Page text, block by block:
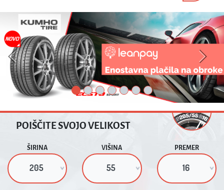
Previous
POIŠČITE SVOJO VELIKOST
ŠIRINA VIŠINA PREMER